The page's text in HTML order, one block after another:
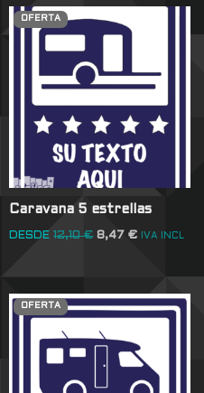
OFERTA
Caravana 5 estrellas
DESDE 12,10€ 8,47€ IVA INCL
OFERTA